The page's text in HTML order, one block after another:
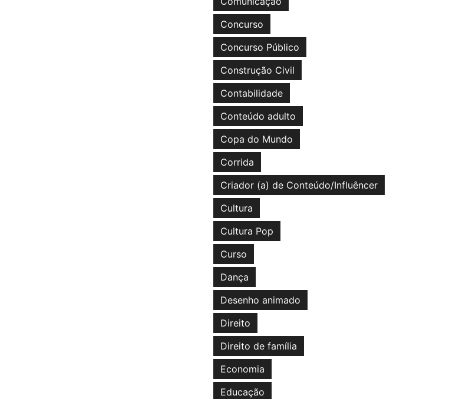
Concurso
Concurso Público
Construção Civil
Contabilidade
Conteúdo adulto
Copa do Mundo
Corrida
Criador (a) de Conteúdo/Influêncer
Cultura
Cultura Pop
Curso
Dança
Desenho animado
Direito
Direito de família
Economia
Educação